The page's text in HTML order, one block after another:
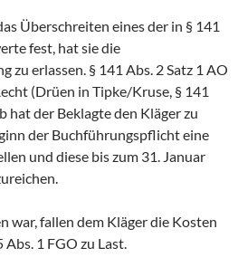
Überschreiten eines der in § 141
fest, hat sie die
zu erlassen. § 141 Abs. 2 Satz 1 AO
(Drüen in Tipke/Kruse, § 141
hat der Beklagte den Kläger zu
der Buchführungspflicht eine
und diese bis zum 31. Januar
war, fallen dem Kläger die Kosten
1 FGO zu Last.